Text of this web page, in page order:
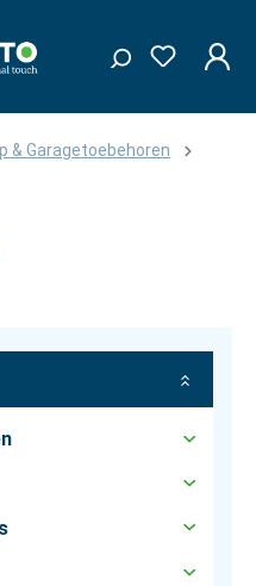
& Garagetoebehoren